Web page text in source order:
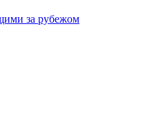
за рубежом